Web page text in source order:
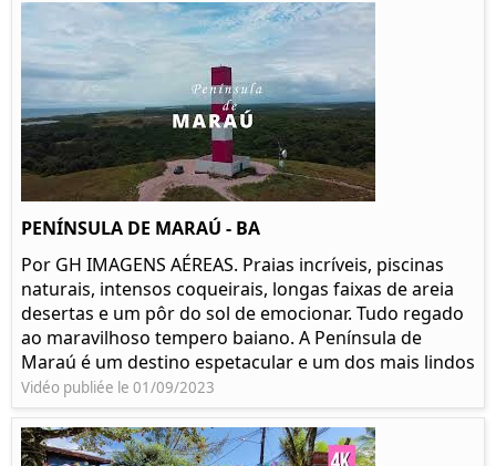
PENÍNSULA DE MARAÚ - BA
Por GH IMAGENS AÉREAS. Praias incríveis, piscinas
naturais, intensos coqueirais, longas faixas de areia
desertas e um pôr do sol de emocionar. Tudo regado
ao maravilhoso tempero baiano. A Península de
Maraú é um destino espetacular e um dos mais lindos
Vidéo publiée le 01/09/2023